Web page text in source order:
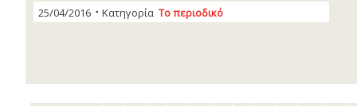
25/04/2016 Κατηγορία Το περιοδικό